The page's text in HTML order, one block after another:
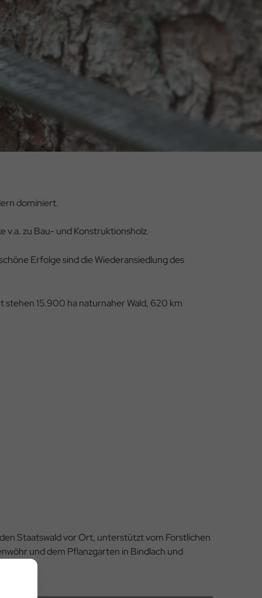
dominiert.
v.a. zu Bau- und Konstruktionsholz.
Erfolge sind die Wiederansiedlung des
stehen 15.900 ha naturnaher Wald, 620 km
Staatswald vor Ort, unterstützt vom Forstlichen
und dem Pflanzgarten in Bindlach und